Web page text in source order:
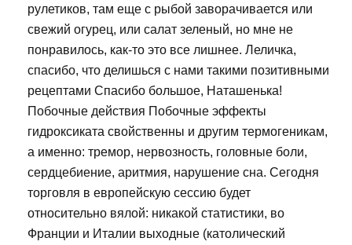
рулетиков, там еще с рыбой заворачивается или
свежий огурец, или салат зеленый, но мне не
понравилось, как-то это все лишнее. Леличка,
спасибо, что делишься с нами такими позитивными
рецептами Спасибо большое, Наташенька!
Побочные действия Побочные эффекты
гидроксиката свойственны и другим термогеникам,
а именно: тремор, нервозность, головные боли,
сердцебиение, аритмия, нарушение сна. Сегодня
торговля в европейскую сессию будет
относительно вялой: никакой статистики, во
Франции и Италии выходные (католический